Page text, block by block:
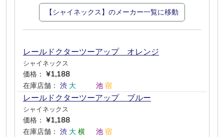
【シャイネックス】のメーカー一覧に移動
レールドクターツーアップ オレンジ
シャイネックス
価格： ¥1,188
在庫店舗： 渋 大 池 宿
レールドクターツーアップ ブルー
シャイネックス
価格： ¥1,188
在庫店舗： 渋 大 横 池 宿